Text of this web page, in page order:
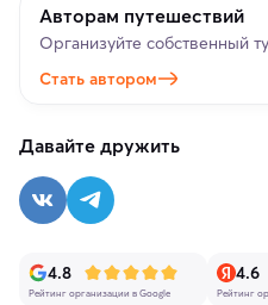
Авторам путешествий
Организуйте собственный
Стать автором
Давайте дружить
4.8
Рейтинг организации в Google
4.6
Рейтинг